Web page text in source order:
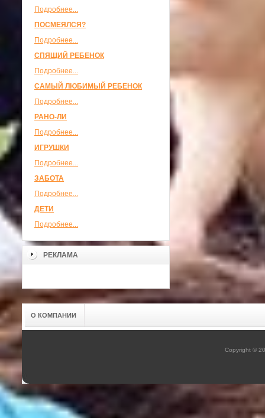
Подробнее...
ПОСМЕЯЛСЯ?
Подробнее...
СПЯЩИЙ РЕБЕНОК
Подробнее...
САМЫЙ ЛЮБИМЫЙ РЕБЕНОК
Подробнее...
РАНО-ЛИ
Подробнее...
ИГРУШКИ
Подробнее...
ЗАБОТА
Подробнее...
ДЕТИ
Подробнее...
РЕКЛАМА
О КОМПАНИИ
Copyright ©